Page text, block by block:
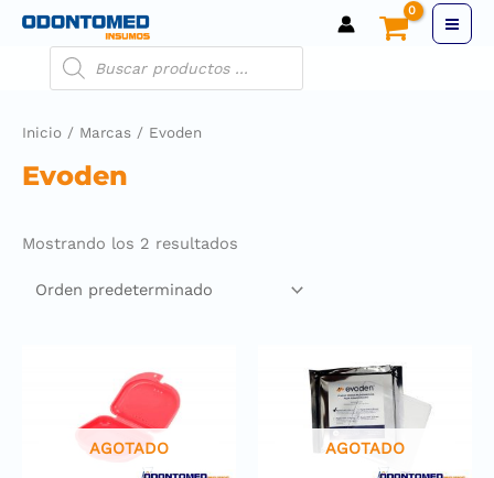
Inicio / Marcas / Evoden
Evoden
Mostrando los 2 resultados
AGOTADO AGOTADO